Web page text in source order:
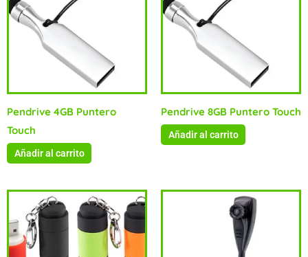
Pendrive 4GB Puntero
Touch
Añadir al carrito
Pendrive 8GB Puntero Touch
Añadir al carrito